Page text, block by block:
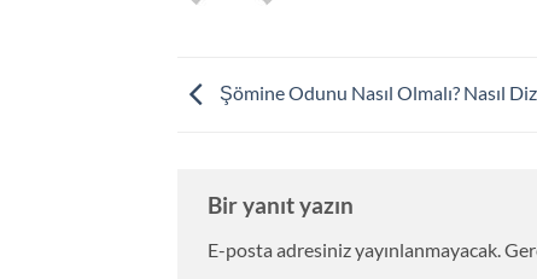
Şömine Odunu Nasıl Olmalı? Nasıl
Bir yanıt yazın
E-posta adresiniz yayınlanmayacak.